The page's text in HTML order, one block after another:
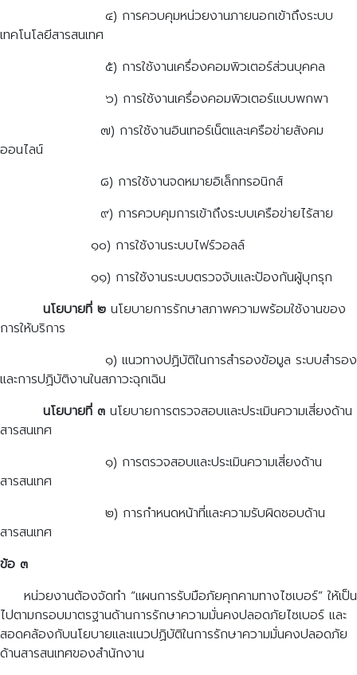
๔) การควบคุมหน่วยงานภายนอกเข้าถึงระบบ
เทคโนโลยีสารสนเทศ
๕) การใช้งานเครื่องคอมพิวเตอร์ส่วนบุคคล
๖) การใช้งานเครื่องคอมพิวเตอร์แบบพกพา
๗) การใช้งานอินเทอร์เน็ตและเครือข่ายสังคม
ออนไลน์
๘) การใช้งานจดหมายอิเล็กทรอนิกส์
๙) การควบคุมการเข้าถึงระบบเครือข่ายไร้สาย
๑๐) การใช้งานระบบไฟร์วอลล์
๑๑) การใช้งานระบบตรวจจับและป้องกันผู้บุกรุก
นโยบายที่ ๒ นโยบายการรักษาสภาพความพร้อมใช้งานของ
การให้บริการ
๑) แนวทางปฏิบัติในการสำรองข้อมูล ระบบสำรอง
และการปฏิบัติงานในสภาวะฉุกเฉิน
นโยบายที่ ๓ นโยบายการตรวจสอบและประเมินความเสี่ยงด้าน
สารสนเทศ
๑) การตรวจสอบและประเมินความเสี่ยงด้าน
สารสนเทศ
๒) การกำหนดหน้าที่และความรับผิดชอบด้าน
สารสนเทศ
ข้อ ๓
หน่วยงานต้องจัดทำ “แผนการรับมือภัยคุกคามทางไซเบอร์” ให้เป็น
ไปตามกรอบมาตรฐานด้านการรักษาความมั่นคงปลอดภัยไซเบอร์ และ
สอดคล้องกับนโยบายและแนวปฏิบัติในการรักษาความมั่นคงปลอดภัย
ด้านสารสนเทศของสำนักงาน